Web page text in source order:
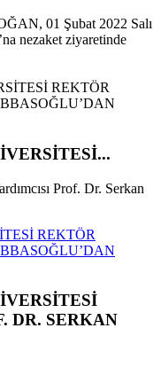
01 Şubat 2022 Salı
nezaket ziyaretinde
Prof. Dr. Serkan
REKTÖR
DR. SERKAN